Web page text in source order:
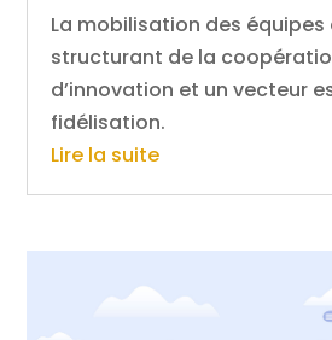
La mobilisation des équipes
structurant de la
d’innovation et un vecteur
fidélisation.
Lire la suite